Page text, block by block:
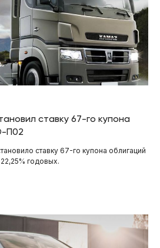
ставку 67-го купона
П02
ставку 67-го купона облигаций
годовых.